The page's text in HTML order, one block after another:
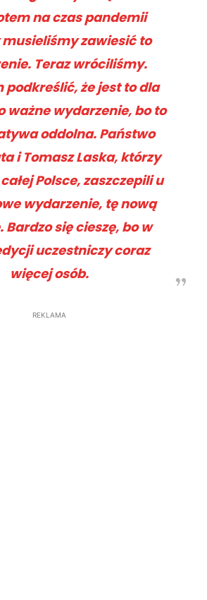
na czas pandemii
zawiesić to
Teraz wróciliśmy.
podkreślić, że jest to dla
ważne wydarzenie, bo to
oddolna. Państwo
i Tomasz Laska, którzy
Polsce, zaszczepili u
wydarzenie, tę nową
Bardzo się cieszę, bo w
uczestniczy coraz
więcej osób.
REKLAMA